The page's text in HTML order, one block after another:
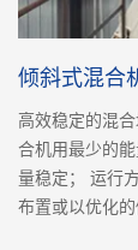
倾斜式混合
高效稳定的混
合机用最少的
量稳定； 运行
布置或以优化的